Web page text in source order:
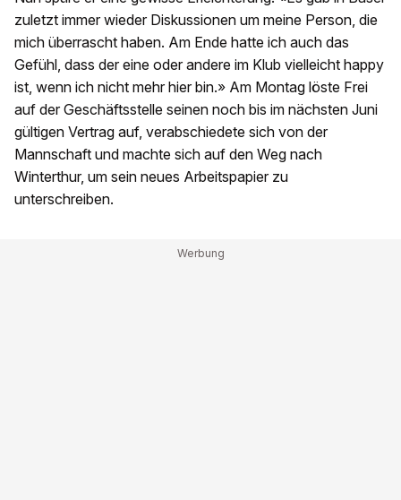
zuletzt immer wieder Diskussionen um meine Person, die
mich überrascht haben. Am Ende hatte ich auch das
Gefühl, dass der eine oder andere im Klub vielleicht happy
ist, wenn ich nicht mehr hier bin.» Am Montag löste Frei
auf der Geschäftsstelle seinen noch bis im nächsten Juni
gültigen Vertrag auf, verabschiedete sich von der
Mannschaft und machte sich auf den Weg nach
Winterthur, um sein neues Arbeitspapier zu
unterschreiben.